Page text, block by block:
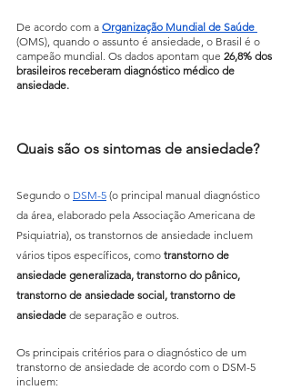
De acordo com a Organização Mundial de Saúde
(OMS), quando o assunto é ansiedade, o Brasil é o
campeão mundial. Os dados apontam que 26,8% dos
brasileiros receberam diagnóstico médico de
ansiedade.
Quais são os sintomas de ansiedade?
Segundo o DSM-5 (o principal manual diagnóstico
da área, elaborado pela Associação Americana de
Psiquiatria), os transtornos de ansiedade incluem
vários tipos específicos, como transtorno de
ansiedade generalizada, transtorno do pânico,
transtorno de ansiedade social, transtorno de
ansiedade de separação e outros.
Os principais critérios para o diagnóstico de um
transtorno de ansiedade de acordo com o DSM-5
incluem: